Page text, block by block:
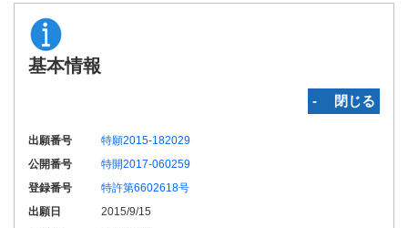
基本情報
‐ 閉じる
出願番号
特願2015-182029
公開番号
特開2017-060259
登録番号
特許第6602618号
出願日
2015/9/15